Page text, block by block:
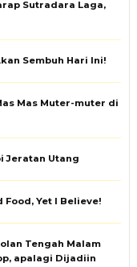
Sutradara Laga,
Sembuh Hari Ini!
Mas Muter-muter di
Jeratan Utang
Food, Yet I Believe!
Tengah Malam
apalagi Dijadiin